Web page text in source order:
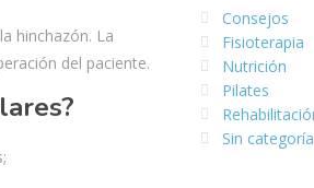
hinchazón. La
del paciente.
Consejos
Fisioterapia
Nutrición
Pilates
Sin categoría